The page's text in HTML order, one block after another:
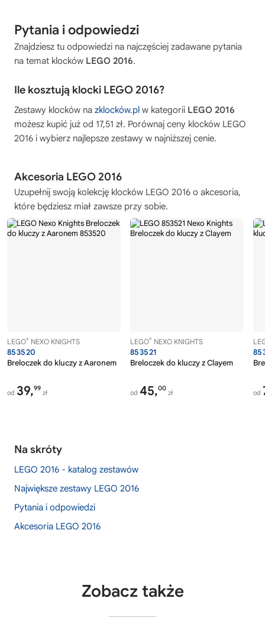
Pytania i odpowiedzi
Znajdziesz tu odpowiedzi na najczęściej zadawane pytania
na temat klocków LEGO 2016.
Ile kosztują klocki LEGO 2016?
Zestawy klocków na zklocków.pl w kategorii LEGO 2016
możesz kupić już od 17,51 zł. Porównaj ceny klocków LEGO
2016 i wybierz najlepsze zestawy w najniższej cenie.
Akcesoria LEGO 2016
Uzupełnij swoją kolekcję klocków LEGO 2016 o akcesoria,
które będziesz miał zawsze przy sobie.
LEGO® NEXO KNIGHTS
853520
Breloczek do kluczy z Aaronem
od 39,99
zł
LEGO® NEXO KNIGHTS
853521
Breloczek do kluczy z Clayem
od 45,00
zł od
Na skróty
LEGO 2016 - katalog zestawów
Największe zestawy LEGO 2016
Pytania i odpowiedzi
Akcesoria LEGO 2016
Zobacz także